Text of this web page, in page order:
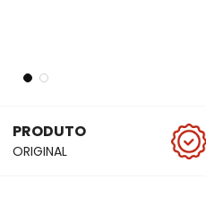
PRODUTO
ORIGINAL